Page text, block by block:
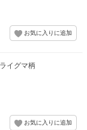
イグマ柄